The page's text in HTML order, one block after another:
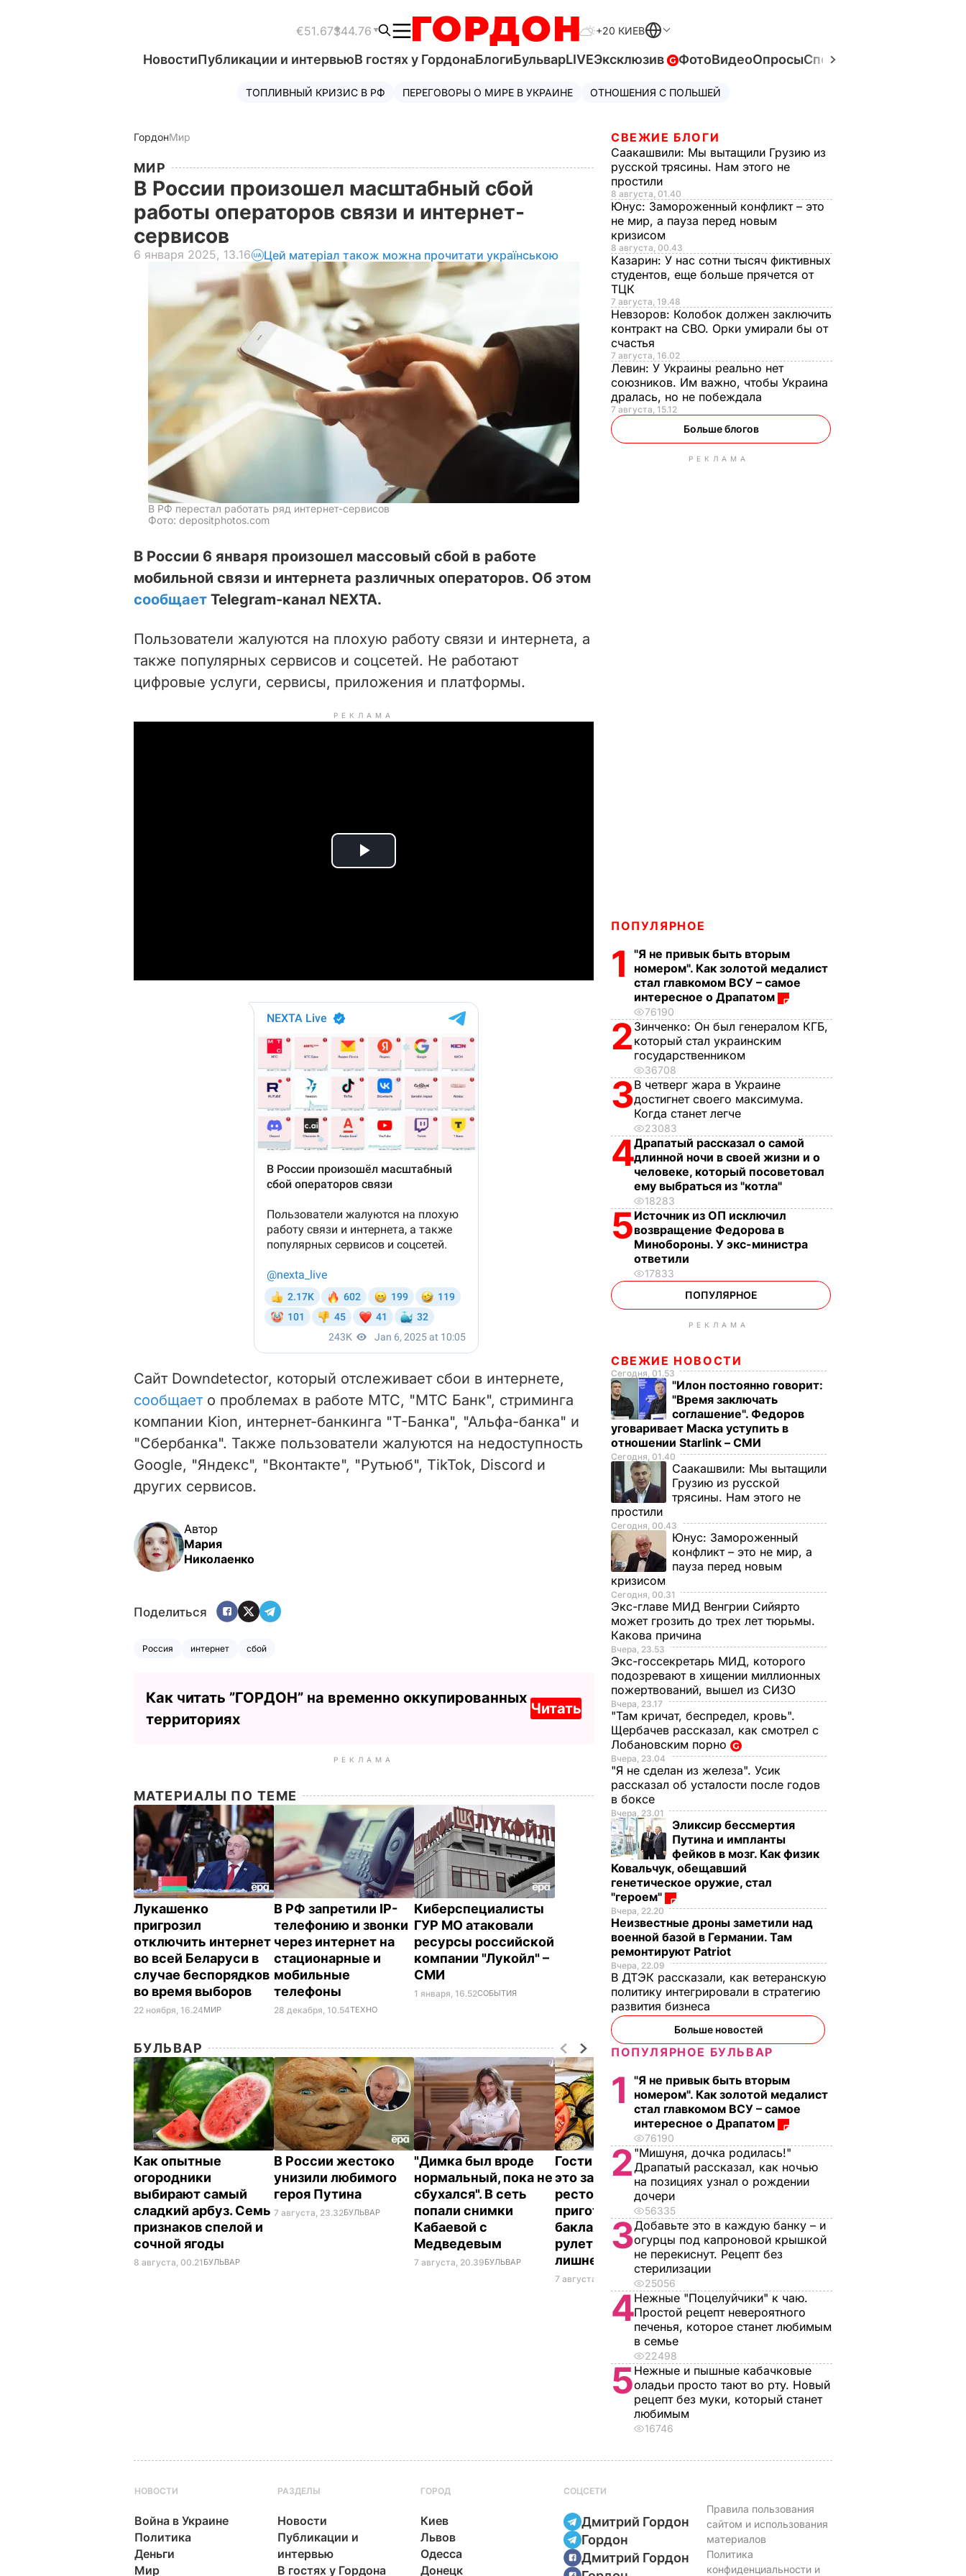
€51.67$44.76 +20 КИЕВ
НовостиПубликации и интервьюВ гостях у ГордонаБлогиБульварLIVEЭксклюзив ФотоВидеоОпросыСпецпроекты
ТОПЛИВНЫЙ КРИЗИС В РФ ПЕРЕГОВОРЫ О МИРЕ В УКРАИНЕ ОТНОШЕНИЯ С ПОЛЬШЕЙ
ГордонМир
МИР
В России произошел масштабный сбой
работы операторов связи и интернет-
сервисов
6 января 2025, 13.16 Цей матеріал також можна прочитати українською
В РФ перестал работать ряд интернет-сервисов
Фото: depositphotos.com
В России 6 января произошел массовый сбой в работе
мобильной связи и интернета различных операторов. Об этом
сообщает Telegram-канал NEXTA.
Пользователи жалуются на плохую работу связи и интернета, а
также популярных сервисов и соцсетей. Не работают
цифровые услуги, сервисы, приложения и платформы.
РЕКЛАМА
P
V
d
o
Сайт Downdetector, который отслеживает сбои в интернете,
сообщаето проблемах в работе МТС, "МТС Банк", стриминга
компании Kion, интернет-банкинга "Т-Банка", "Альфа-банка" и
"Сбербанка". Также пользователи жалуются на недоступность
Google, "Яндекс", "Вконтакте", "Рутьюб", TikTok, Discord и
других сервисов.
Автор
Мария
Николаенко
Поделиться
Россия интернет сбой
Как читать ”ГОРДОН” на временно оккупированных
территориях
Читать
РЕКЛАМА
МАТЕРИАЛЫ ПО ТЕМЕ
Лукашенко
пригрозил
отключить интернет
во всей Беларуси в
случае беспорядков
во время выборов
22 ноября, 16.24МИР
В РФ запретили IP-
телефонию и звонки
через интернет на
стационарные и
мобильные
телефоны
28 декабря, 10.54ТЕХНО
Киберспециалисты
ГУР МО атаковали
ресурсы российской
компании "Лукойл" –
СМИ
1 января, 16.52СОБЫТИЯ
БУЛЬВАР
Как опытные
огородники
выбирают самый
сладкий арбуз. Семь
признаков спелой и
сочной ягоды
8 августа, 00.21 БУЛЬВАР
В России жестоко
унизили любимого
героя Путина
7 августа, 23.32БУЛЬВАР
"Димка был вроде
нормальный, пока не
сбухался". В сеть
попали снимки
Кабаевой с
Медведевым
7 августа, 20.39БУЛЬВАР
Гости думают, что
это закуска из
ресторана. Как
приготовить нежные
баклажанные
рулетики без
лишнего жира
7 августа, 20.17 БУЛЬВАР
"Ничего навязывать
не буду". Драпатый
его сын
7 августа, 19.44БУЛЬВАР
СВЕЖИЕ БЛОГИ
Саакашвили: Мы вытащили Грузию из
русской трясины. Нам этого не
простили
8 августа, 01.40
Юнус: Замороженный конфликт – это
не мир, а пауза перед новым
кризисом
8 августа, 00.43
Казарин: У нас сотни тысяч фиктивных
студентов, еще больше прячется от
ТЦК
7 августа, 19.48
Невзоров: Колобок должен заключить
контракт на СВО. Орки умирали бы от
счастья
7 августа, 16.02
Левин: У Украины реально нет
союзников. Им важно, чтобы Украина
дралась, но не побеждала
7 августа, 15.12
Больше блогов
РЕКЛАМА
ПОПУЛЯРНОЕ
1
"Я не привык быть вторым
номером". Как золотой медалист
стал главкомом ВСУ – самое
интересное о Драпатом
76190
2 Зинченко: Он был генералом КГБ,
который стал украинским
государственником
36708
3В четверг жара в Украине
достигнет своего максимума.
Когда станет легче
23083
4Драпатый рассказал о самой
длинной ночи в своей жизни и о
человеке, который посоветовал
ему выбраться из "котла"
18283
5Источник из ОП исключил
возвращение Федорова в
Минобороны. У экс-министра
ответили
17833
ПОПУЛЯРНОЕ
РЕКЛАМА
СВЕЖИЕ НОВОСТИ
Сегодня, 01.53
"Илон постоянно говорит:
"Время заключать
соглашение". Федоров
уговаривает Маска уступить в
отношении Starlink – СМИ
Сегодня, 01.40
Саакашвили: Мы вытащили
Грузию из русской
трясины. Нам этого не
простили
Сегодня, 00.43
Юнус: Замороженный
конфликт – это не мир, а
пауза перед новым
кризисом
Сегодня, 00.31
Экс-главе МИД Венгрии Сийярто
может грозить до трех лет тюрьмы.
Какова причина
Вчера, 23.53
Экс-госсекретарь МИД, которого
подозревают в хищении миллионных
пожертвований, вышел из СИЗО
Вчера, 23.17
"Там кричат, беспредел, кровь".
Щербачев рассказал, как смотрел с
Лобановским порно
Вчера, 23.04
"Я не сделан из железа". Усик
рассказал об усталости после годов
в боксе
Вчера, 23.01
Эликсир бессмертия
Путина и импланты
фейков в мозг. Как физик
Ковальчук, обещавший
генетическое оружие, стал
"героем"
Вчера, 22.20
Неизвестные дроны заметили над
военной базой в Германии. Там
ремонтируют Patriot
Вчера, 22.09
В ДТЭК рассказали, как ветеранскую
политику интегрировали в стратегию
развития бизнеса
Больше новостей
ПОПУЛЯРНОЕ БУЛЬВАР
1
"Я не привык быть вторым
номером". Как золотой медалист
стал главкомом ВСУ – самое
интересное о Драпатом
76190
2 "Мишуня, дочка родилась!"
Драпатый рассказал, как ночью
на позициях узнал о рождении
дочери
56335
3Добавьте это в каждую банку – и
огурцы под капроновой крышкой
не перекиснут. Рецепт без
стерилизации
25056
4Нежные "Поцелуйчики" к чаю.
Простой рецепт невероятного
печенья, которое станет любимым
в семье
22498
5Нежные и пышные кабачковые
оладьи просто тают во рту. Новый
рецепт без муки, который станет
любимым
16746
НОВОСТИ
Война в Украине
Политика
Деньги
Мир
РАЗДЕЛЫ
Новости
Публикации и
интервью
В гостях у Гордона
ГОРОД
Киев
Львов
Одесса
Донецк
СОЦСЕТИ
Дмитрий Гордон
Гордон
Дмитрий Гордон
Правила пользования
сайтом и использования
материалов
Политика
конфиденциальности и